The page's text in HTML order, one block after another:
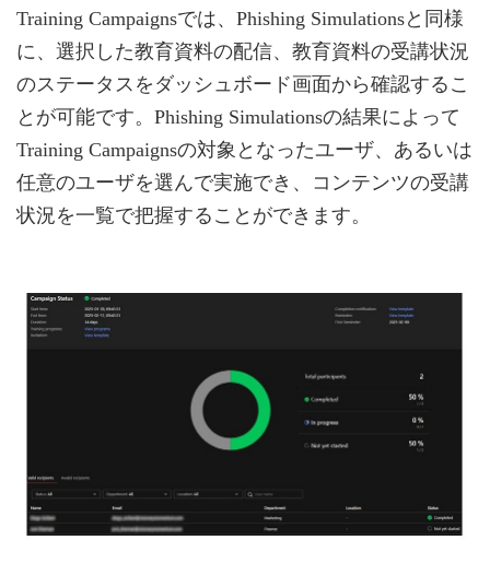
Training Campaignsでは、Phishing Simulationsと同様
に、選択した教育資料の配信、教育資料の受講状況
のステータスをダッシュボード画面から確認するこ
とが可能です。Phishing Simulationsの結果によって
Training Campaignsの対象となったユーザ、あるいは
任意のユーザを選んで実施でき、コンテンツの受講
状況を一覧で把握することができます。